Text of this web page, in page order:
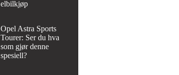
elbilkjøp
Opel Astra Sports
Tourer: Ser du hva
som gjør denne
spesiell?